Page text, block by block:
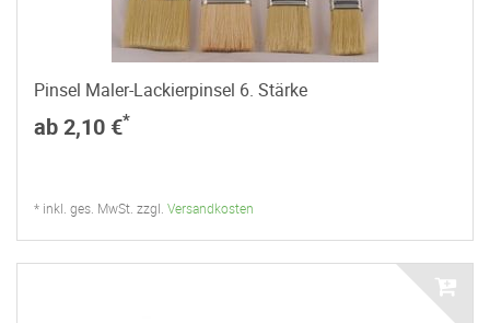
Pinsel Maler-Lackierpinsel 6. Stärke
ab 2,10 €*
* inkl. ges. MwSt. zzgl. Versandkosten